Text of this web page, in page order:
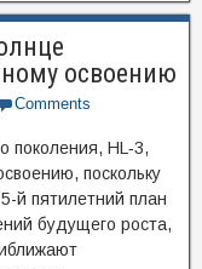
освоению
Comments
поколения, HL‑3,
поскольку
й пятилетний план
будущего роста,